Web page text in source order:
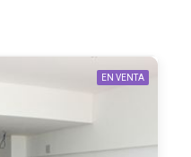
EN VENTA